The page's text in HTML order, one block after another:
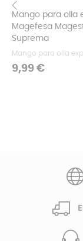
Mango para olla
Magefesa
Suprema
Mango para olla
Precio
9,99 €
‹